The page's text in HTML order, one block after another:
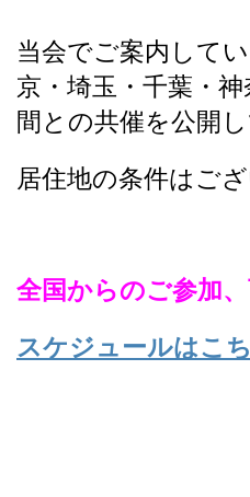
当会でご案内して
京・埼玉・千葉・
間との共催を公開
居住地の条件はご
全国からのご参加
スケジュールはこ